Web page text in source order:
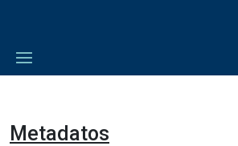
Metadatos